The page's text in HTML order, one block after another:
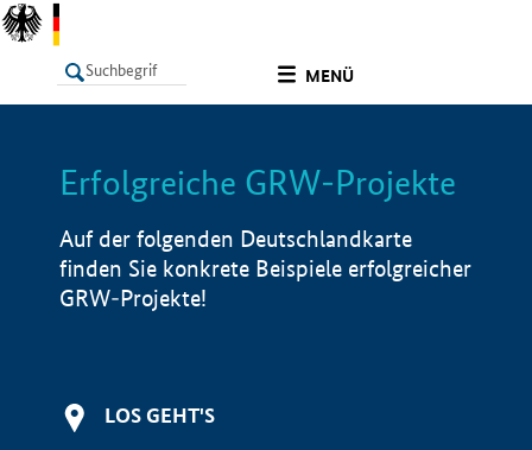
MENÜ
LISTE Info
Erfolgreiche GRW-Projekte
Auf der folgenden Deutschlandkarte
finden Sie konkrete Beispiele erfolgreicher
GRW-Projekte!
LOS GEHT'S